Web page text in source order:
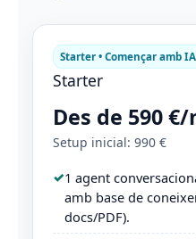
Starter • Començar amb IA
Starter
Des de 590
Setup inicial: 990 €
1 agent
amb base de
docs/PDF).